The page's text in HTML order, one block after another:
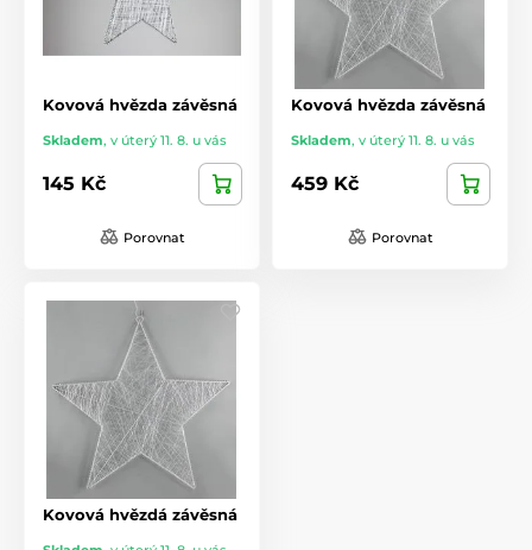
Kovová hvězda závěsná
Skladem, v úterý 11. 8. u vás
145 Kč
Porovnat
Kovová hvězda závěsná
Skladem, v úterý 11. 8. u vás
459 Kč
Porovnat
Kovová hvězdá závěsná